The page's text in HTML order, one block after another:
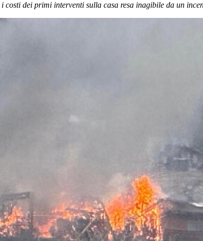
dei primi interventi sulla casa resa inagibile da un